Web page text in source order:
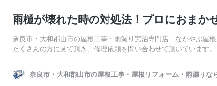
雨樋が壊れた時の対処法！プロにおま
奈良市・大和郡山市の屋根工事・雨漏り完治専門店 なかやぶ屋
たくさんの方に見て頂き、修理依頼を問い合わせて頂いています
奈良市・大和郡山市の屋根工事・屋根リフォーム・雨漏りな